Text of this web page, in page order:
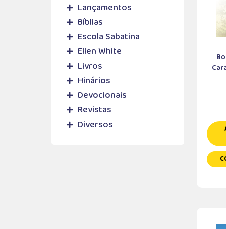
Lançamentos
Bíblias
Escola Sabatina
Ellen White
Livros
Hinários
Devocionais
Revistas
Diversos